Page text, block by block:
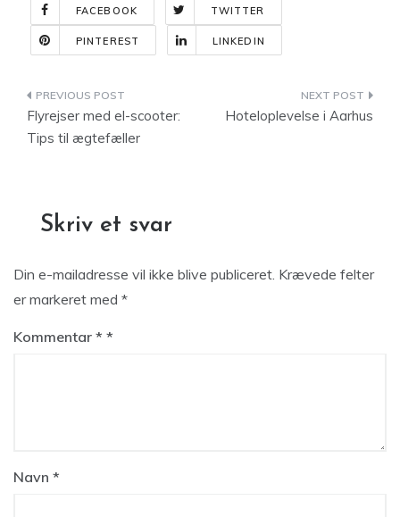
FACEBOOK TWITTER
PINTEREST LINKEDIN
Indlægsnavigation
Flyrejser med el-scooter:
Tips til ægtefæller
Hoteloplevelse i Aarhus
Skriv et svar
Din e-mailadresse vil ikke blive publiceret. Krævede felter
er markeret med *
Kommentar *
Navn *